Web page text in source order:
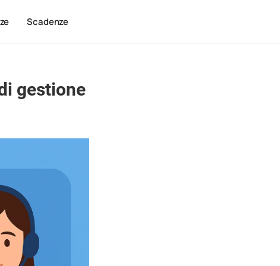
Scadenze
gestione